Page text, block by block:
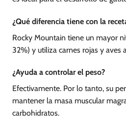
¿Qué diferencia tiene con la
Rocky Mountain tiene un mayor
32%) y utiliza carnes rojas y aves
¿Ayuda a controlar el peso?
Efectivamente. Por lo tanto, su
mantener la masa muscular
carbohidratos.